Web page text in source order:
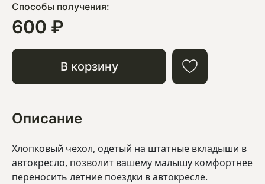
Способы получения:
600 ₽
В корзину
Описание
Хлопковый чехол, одетый на штатные вкладыши в
автокресло, позволит вашему малышу комфортнее
переносить летние поездки в автокресле.